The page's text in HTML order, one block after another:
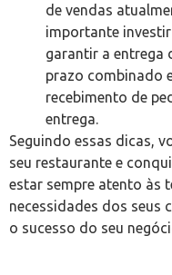
de vendas
importante
garantir a entrega
prazo combinado
recebimento de
entrega.
Seguindo essas dicas,
seu restaurante e
estar sempre atento às
necessidades dos seus
o sucesso do seu